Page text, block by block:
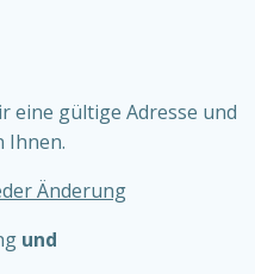
eine gültige Adresse und
Ihnen.
Änderung
und